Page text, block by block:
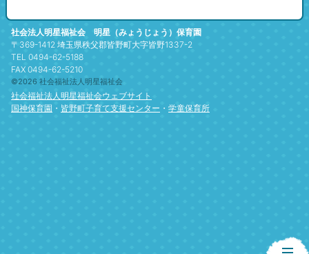
社会法人明星福祉会 明星（みょうじょう）保育園
〒369-1412 埼玉県秩父郡皆野町大字皆野1337-2
TEL 0494-62-5188
FAX 0494-62-5210
©2026 社会福祉法人明星福祉会
社会福祉法人明星福祉会ウェブサイト
国神保育園 ・ 皆野町子育て支援センター ・ 学童保育所